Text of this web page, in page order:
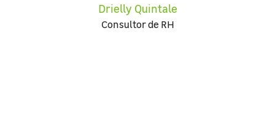
Drielly Quintale
Consultor de RH